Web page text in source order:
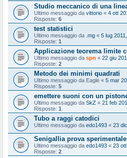
Studio meccanico di una
Ultimo messaggio da vittorio « 4 ott
Risposte: 6
test statistici
Ultimo messaggio da .mg « 5 lug
Risposte: 1
Applicazione teorema limite
Ultimo messaggio da spn « 22 giu
Risposte: 2
Metodo dei minimi quadrati
Ultimo messaggio da Eagle « 5 mar
Risposte: 5
emettere suoni con un
Ultimo messaggio da SkZ « 21 feb
Risposte: 1
Tubo a raggi catodici
Ultimo messaggio da edo1493 « 23
Senigallia prova sperimentale
Ultimo messaggio da edo1493 « 23
Risposte: 2